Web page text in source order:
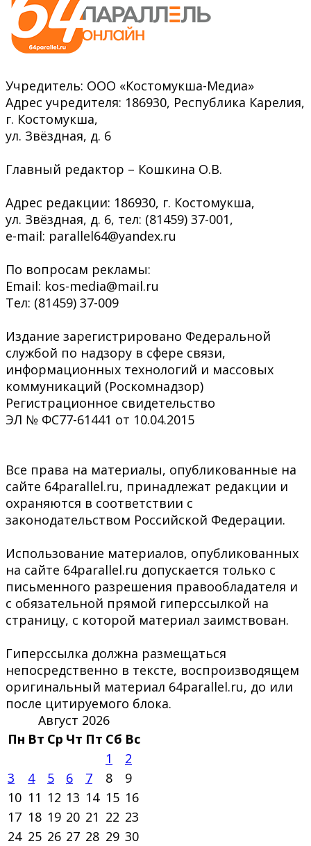
Учредитель: ООО «Костомукша-Медиа»
Адрес учредителя: 186930, Республика Карелия,
г. Костомукша,
ул. Звёздная, д. 6
Главный редактор – Кошкина О.В.
Адрес редакции: 186930, г. Костомукша,
ул. Звёздная, д. 6, тел: (81459) 37-001,
e-mail: parallel64@yandex.ru
По вопросам рекламы:
Email: kos-media@mail.ru
Тел: (81459) 37-009
Издание зарегистрировано Федеральной
службой по надзору в сфере связи,
информационных технологий и массовых
коммуникаций (Роскомнадзор)
Регистрационное свидетельство
ЭЛ № ФС77-61441 от 10.04.2015
Все права на материалы, опубликованные на
сайте 64parallel.ru, принадлежат редакции и
охраняются в соответствии с
законодательством Российской Федерации.
Использование материалов, опубликованных
на сайте 64parallel.ru допускается только с
письменного разрешения правообладателя и
с обязательной прямой гиперссылкой на
страницу, с которой материал заимствован.
Гиперссылка должна размещаться
непосредственно в тексте, воспроизводящем
оригинальный материал 64parallel.ru, до или
после цитируемого блока.
Август 2026
Пн Вт Ср Чт Пт Сб Вс
1
2
3
4 5 6 7 8
9
10 11 12 13 14 15 16
17 18 19 20 21 22 23
24 25 26 27 28 29 30